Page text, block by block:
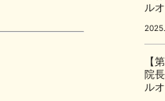
ル
【
院
ル